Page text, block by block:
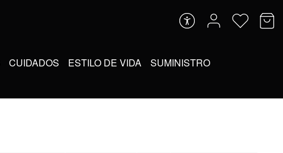
CUIDADOS ESTILO DE VIDA SUMINISTRO